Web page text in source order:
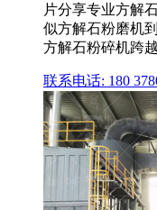
片分享专业方解
似方解石粉磨机
方解石粉碎机跨
联系电话: 180